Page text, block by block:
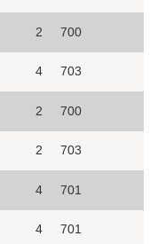
2 700
4 703
2 700
2 703
4 701
4 701